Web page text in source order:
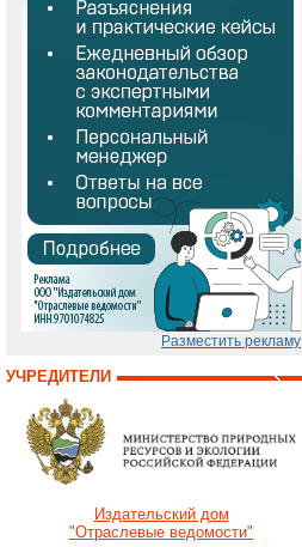
Разместить рекламу
УЧРЕДИТЕЛИ
Издательский дом
"Отраслевые ведомости"